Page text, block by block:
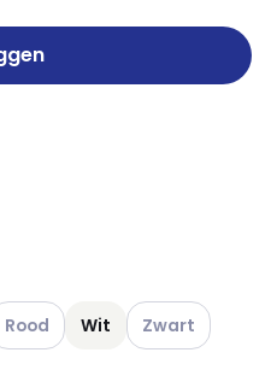
niet mogelijk)
combinatie niet
varianten (Huidige
Rood Wit Andere
Zwart